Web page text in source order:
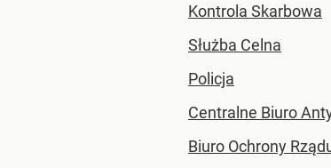
Kontrola Skarbowa
Służba Celna
Policja
Centralne Biuro
Biuro Ochrony